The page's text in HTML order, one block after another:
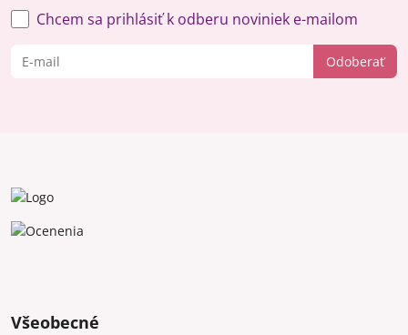
Odoberať
Chcem sa prihlásiť k odberu noviniek e-mailom
Všeobecné